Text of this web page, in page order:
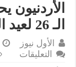
الأردنيون
الـ 26 لعيد الجلوس الملكي
الأول نيوز
التعليقات